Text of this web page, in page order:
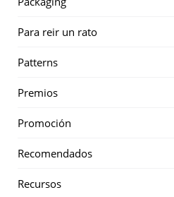
Para reir un rato
Patterns
Premios
Promoción
Recomendados
Recursos